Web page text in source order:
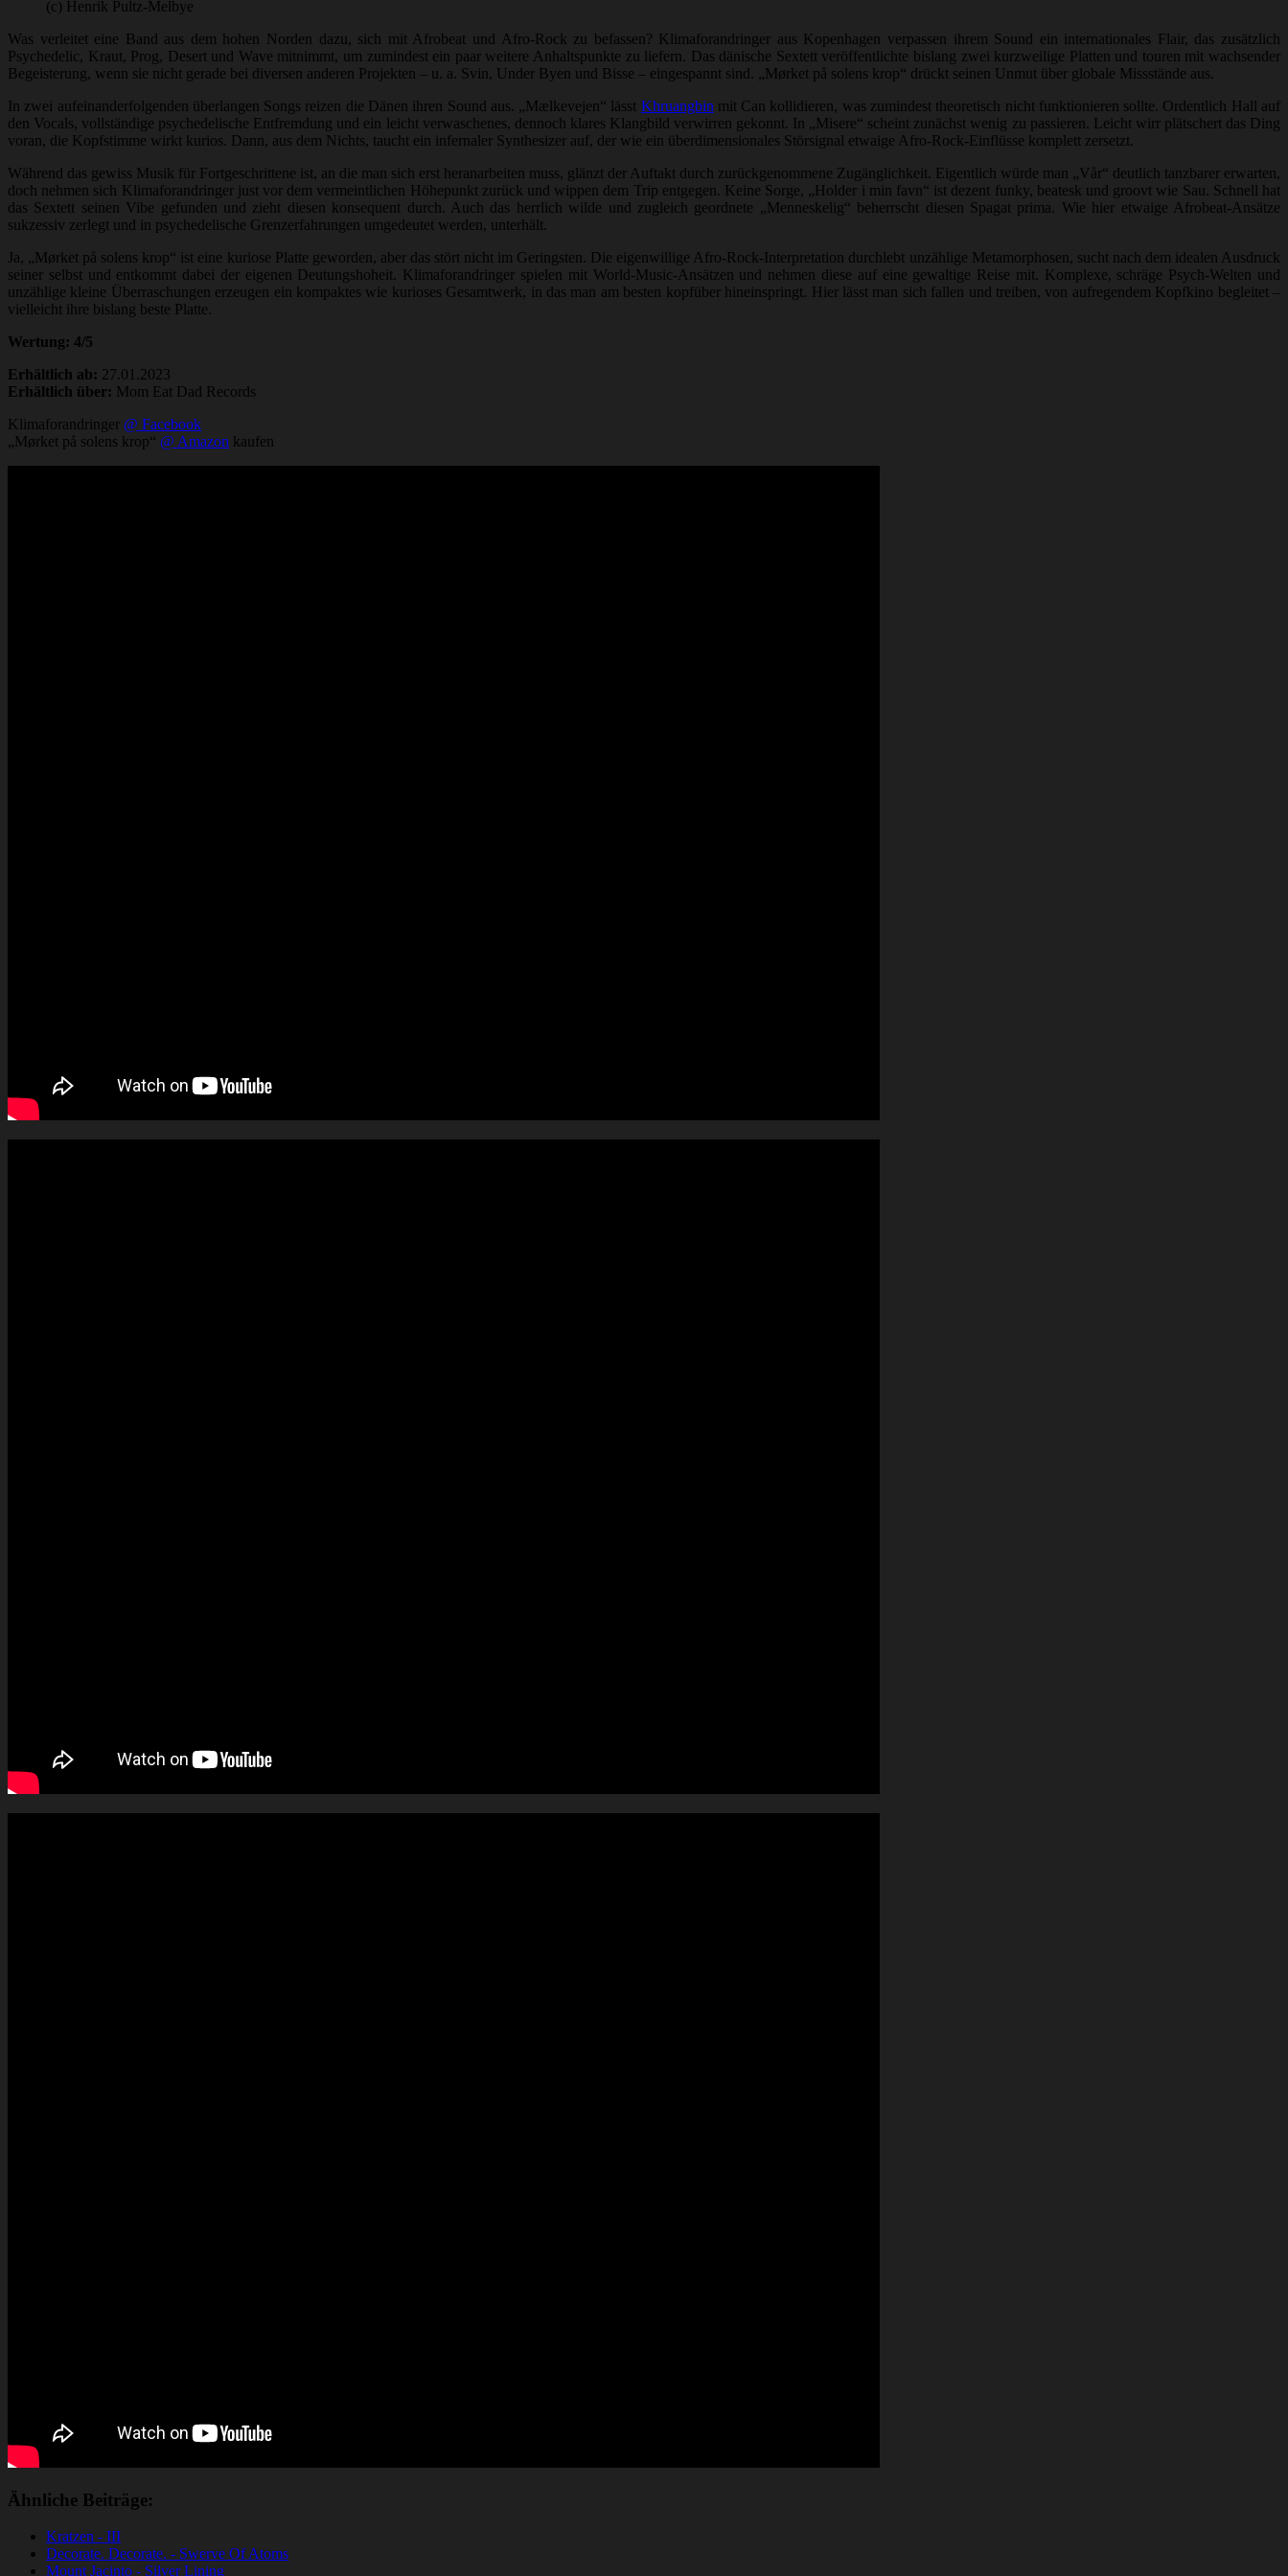
(c) Henrik Pultz-Melbye
Was verleitet eine Band aus dem hohen Norden dazu, sich mit Afrobeat und Afro-Rock zu befassen? Klimaforandringer aus Kopenhagen verpassen ihrem Sound ein internationales Flair, das zusätzlich
Psychedelic, Kraut, Prog, Desert und Wave mitnimmt, um zumindest ein paar weitere Anhaltspunkte zu liefern. Das dänische Sextett veröffentlichte bislang zwei kurzweilige Platten und touren mit wachsender
Begeisterung, wenn sie nicht gerade bei diversen anderen Projekten – u. a. Svin, Under Byen und Bisse – eingespannt sind. „Mørket på solens krop“ drückt seinen Unmut über globale Missstände aus.
In zwei aufeinanderfolgenden überlangen Songs reizen die Dänen ihren Sound aus. „Mælkevejen“ lässt Khruangbin mit Can kollidieren, was zumindest theoretisch nicht funktionieren sollte. Ordentlich Hall auf
den Vocals, vollständige psychedelische Entfremdung und ein leicht verwaschenes, dennoch klares Klangbild verwirren gekonnt. In „Misere“ scheint zunächst wenig zu passieren. Leicht wirr plätschert das Ding
voran, die Kopfstimme wirkt kurios. Dann, aus dem Nichts, taucht ein infernaler Synthesizer auf, der wie ein überdimensionales Störsignal etwaige Afro-Rock-Einflüsse komplett zersetzt.
Während das gewiss Musik für Fortgeschrittene ist, an die man sich erst heranarbeiten muss, glänzt der Auftakt durch zurückgenommene Zugänglichkeit. Eigentlich würde man „Vår“ deutlich tanzbarer erwarten,
doch nehmen sich Klimaforandringer just vor dem vermeintlichen Höhepunkt zurück und wippen dem Trip entgegen. Keine Sorge, „Holder i min favn“ ist dezent funky, beatesk und groovt wie Sau. Schnell hat
das Sextett seinen Vibe gefunden und zieht diesen konsequent durch. Auch das herrlich wilde und zugleich geordnete „Menneskelig“ beherrscht diesen Spagat prima. Wie hier etwaige Afrobeat-Ansätze
sukzessiv zerlegt und in psychedelische Grenzerfahrungen umgedeutet werden, unterhält.
Ja, „Mørket på solens krop“ ist eine kuriose Platte geworden, aber das stört nicht im Geringsten. Die eigenwillige Afro-Rock-Interpretation durchlebt unzählige Metamorphosen, sucht nach dem idealen Ausdruck
seiner selbst und entkommt dabei der eigenen Deutungshoheit. Klimaforandringer spielen mit World-Music-Ansätzen und nehmen diese auf eine gewaltige Reise mit. Komplexe, schräge Psych-Welten und
unzählige kleine Überraschungen erzeugen ein kompaktes wie kurioses Gesamtwerk, in das man am besten kopfüber hineinspringt. Hier lässt man sich fallen und treiben, von aufregendem Kopfkino begleitet –
vielleicht ihre bislang beste Platte.
Wertung: 4/5
Erhältlich ab: 27.01.2023
Erhältlich über: Mom Eat Dad Records
Klimaforandringer @ Facebook
„Mørket på solens krop“ @ Amazon kaufen
Ähnliche Beiträge:
Kratzen - III
Decorate. Decorate. - Swerve Of Atoms
Mount Jacinto - Silver Lining